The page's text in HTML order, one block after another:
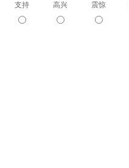
支持 高兴 震惊